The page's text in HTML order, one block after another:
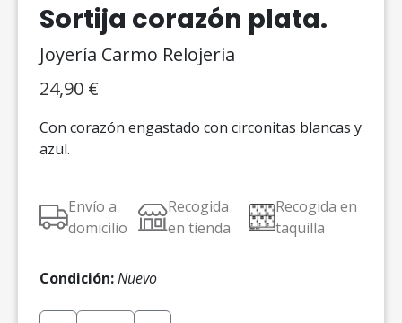
Sortija corazón plata.
Joyería Carmo Relojeria
24,90 €
Con corazón engastado con circonitas blancas y
azul.
Envío a
domicilio
Recogida
en tienda
Recogida en
taquilla
Condición:Nuevo